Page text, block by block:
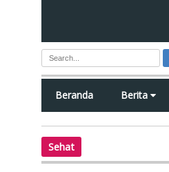
Beranda Berita
Sehat